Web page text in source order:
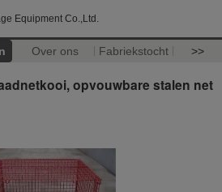
Equipment Co.,Ltd.
Over ons Fabriekstocht >>
opvouwbare stalen net